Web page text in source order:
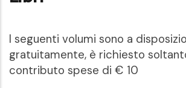
I seguenti volumi sono a
gratuitamente, è richiesto
contributo spese di € 10